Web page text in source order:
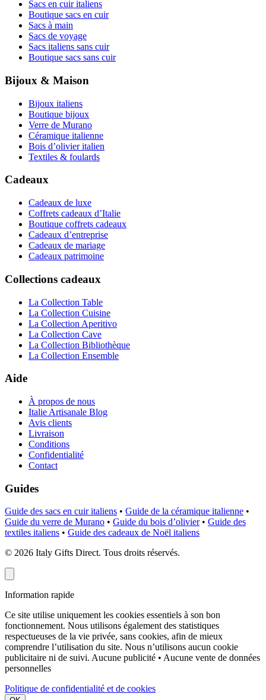
Sacs en cuir italiens
Boutique sacs en cuir
Sacs à main
Sacs de voyage
Sacs italiens sans cuir
Boutique sacs sans cuir
Bijoux & Maison
Bijoux italiens
Boutique bijoux
Verre de Murano
Céramique italienne
Bois d’olivier italien
Textiles & foulards
Cadeaux
Cadeaux de luxe
Coffrets cadeaux d’Italie
Boutique coffrets cadeaux
Cadeaux d’entreprise
Cadeaux de mariage
Cadeaux patrimoine
Collections cadeaux
La Collection Table
La Collection Cuisine
La Collection Aperitivo
La Collection Cave
La Collection Bibliothèque
La Collection Ensemble
Aide
À propos de nous
Italie Artisanale Blog
Avis clients
Livraison
Conditions
Confidentialité
Contact
Guides
Guide des sacs en cuir italiens • Guide de la céramique italienne •
Guide du verre de Murano • Guide du bois d’olivier • Guide des
textiles italiens • Guide des cadeaux de Noël italiens
© 2026 Italy Gifts Direct. Tous droits réservés.
Information rapide
Ce site utilise uniquement les cookies essentiels à son bon
fonctionnement. Nous utilisons également des statistiques
respectueuses de la vie privée, sans cookies, afin de mieux
comprendre l’utilisation du site. Nous n’utilisons aucun cookie
publicitaire ni de suivi. Aucune publicité • Aucune vente de données
personnelles
Politique de confidentialité et de cookies